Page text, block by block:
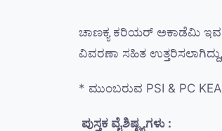
ಚಾಣಕ್ಯ ಕರಿಯರ್ ಅಕಾಡೆಮಿ
ವಿವರಣಾ ಸಹಿತ
* ಮುಂಬರುವ PSI & PC
ಪುಸ್ತಕ ವೈಶಿಷ್ಟ್ಯಗಳು :